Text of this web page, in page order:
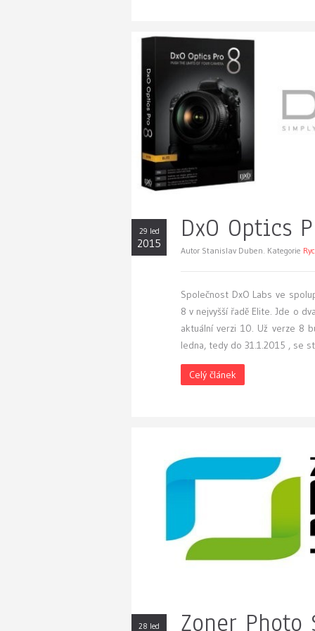
29 led
2015 DxO Optics
Autor Stanislav Duben. Kategorie
Společnost DxO Labs ve
8 v nejvyšší řadě Elite. Jde o
aktuální verzi 10. Už verze 8
ledna, tedy do 31.1.2015 , se
Celý článek
28 led Zoner